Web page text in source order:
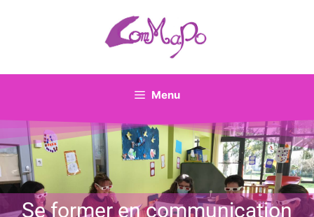
Menu
Se former en communication